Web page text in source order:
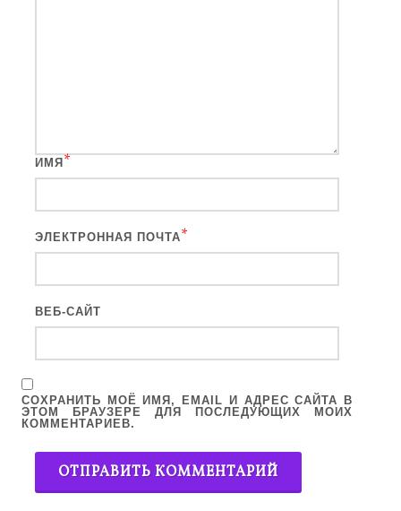
ИМЯ *
ЭЛЕКТРОННАЯ ПОЧТА*
ВЕБ-САЙТ
СОХРАНИТЬ МОЁ ИМЯ, EMAIL И АДРЕС САЙТА В
ЭТОМ БРАУЗЕРЕ ДЛЯ ПОСЛЕДУЮЩИХ МОИХ
КОММЕНТАРИЕВ.